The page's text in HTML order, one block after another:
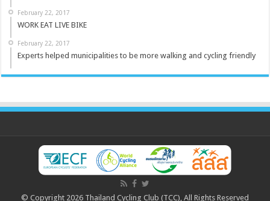
February 22, 2017
WORK EAT LIVE BIKE
February 22, 2017
Experts helped municipalities to be more walking and cycling friendly
© Copyright 2026 Thailand Cycling Club (TCC), All Rights Reserved